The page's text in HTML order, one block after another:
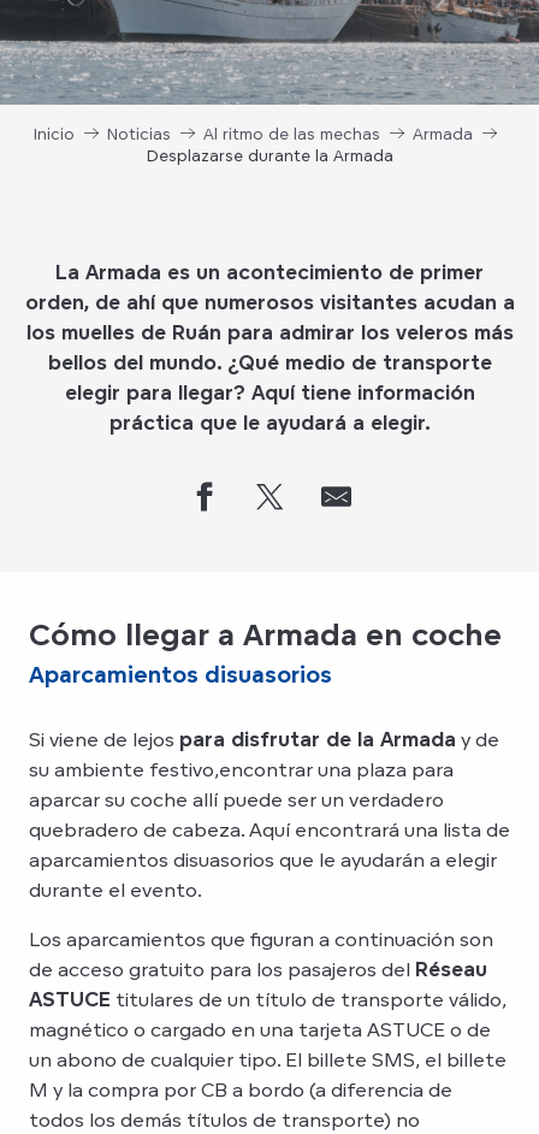
Inicio Noticias Al ritmo de las mechas
Armada
Desplazarse durante la Armada
La Armada es un acontecimiento de primer
orden, de ahí que numerosos visitantes acudan a
los muelles de Ruán para admirar los veleros más
bellos del mundo. ¿Qué medio de transporte
elegir para llegar? Aquí tiene información
práctica que le ayudará a elegir.
Cómo llegar a Armada en coche
Aparcamientos disuasorios
Si viene de lejos para disfrutar de la Armada y de
su ambiente festivo,encontrar una plaza para
aparcar su coche allí puede ser un verdadero
quebradero de cabeza. Aquí encontrará una lista de
aparcamientos disuasorios que le ayudarán a elegir
durante el evento.
Los aparcamientos que figuran a continuación son
de acceso gratuito para los pasajeros del Réseau
ASTUCE titulares de un título de transporte válido,
magnético o cargado en una tarjeta ASTUCE o de
un abono de cualquier tipo. El billete SMS, el billete
M y la compra por CB a bordo (a diferencia de
todos los demás títulos de transporte) no